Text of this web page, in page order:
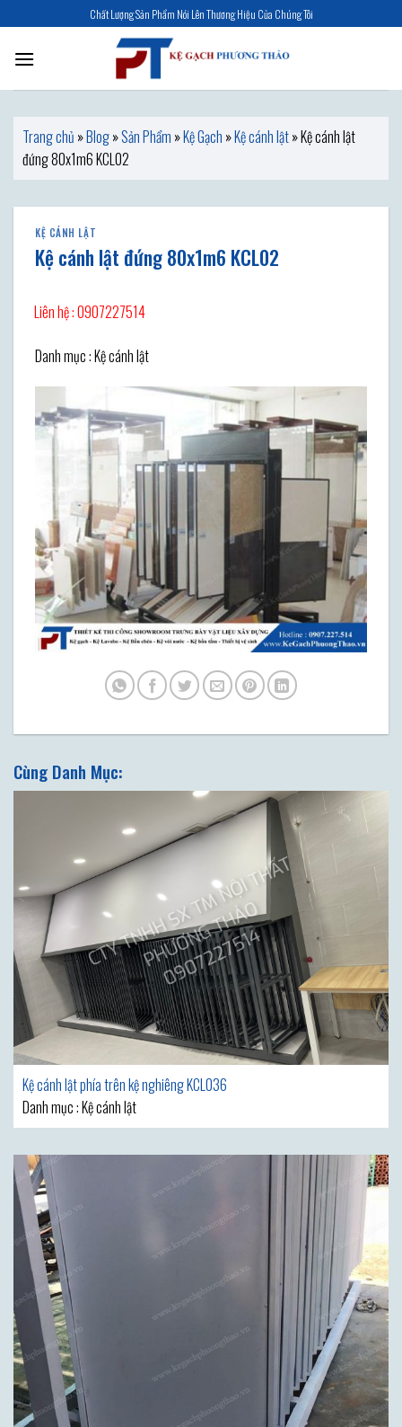
to
content
Chất Lượng Sản Phẩm Nói Lên Thương Hiệu Của Chúng Tôi
Trang chủ »Blog»Sản Phẩm »Kệ Gạch »Kệ cánh lật»Kệ cánh lật
đứng 80x1m6 KCL02
KỆ CÁNH LẬT
Kệ cánh lật đứng 80x1m6 KCL02
Liên hệ : 0907227514
Danh mục : Kệ cánh lật
Cùng Danh Mục:
Kệ cánh lật phía trên kệ nghiêng KCL036
Danh mục : Kệ cánh lật